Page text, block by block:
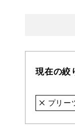
現在の絞
プリー